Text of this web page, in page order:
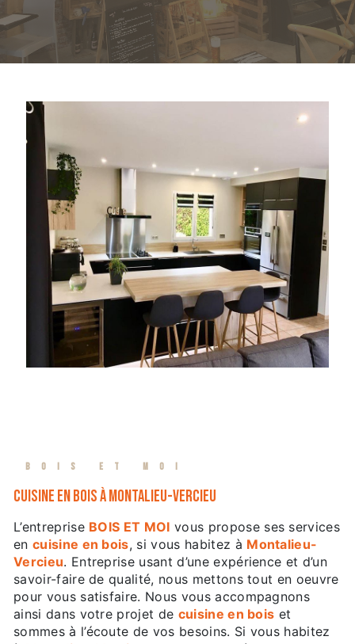
BOIS ET MOI
cuisine en bois à Montalieu-Vercieu
L’entreprise BOIS ET MOI vous propose ses services
en cuisine en bois, si vous habitez à Montalieu-
Vercieu. Entreprise usant d’une expérience et d’un
savoir-faire de qualité, nous mettons tout en oeuvre
pour vous satisfaire. Nous vous accompagnons
ainsi dans votre projet de cuisine en bois et
sommes à l’écoute de vos besoins. Si vous habitez